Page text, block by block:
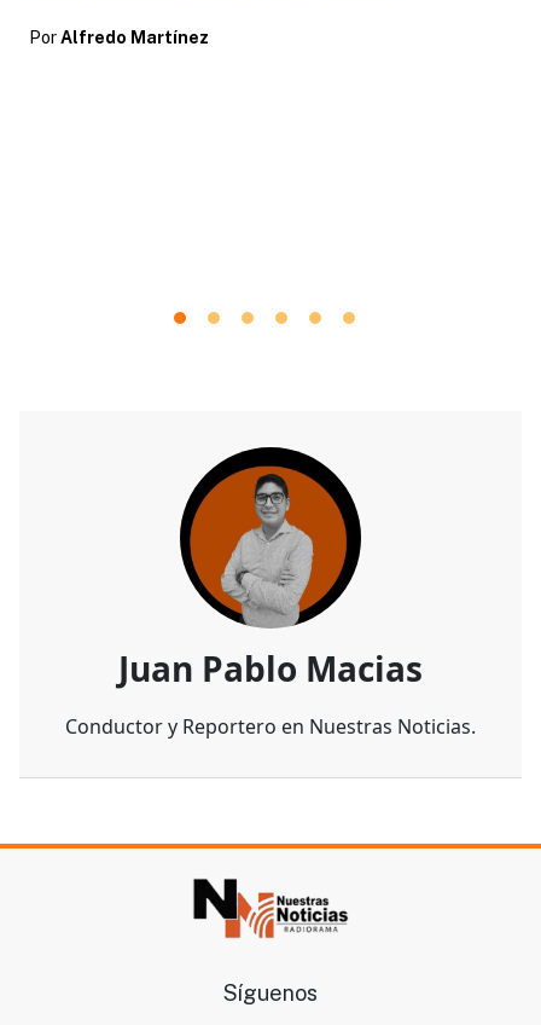
Por Alfredo Martínez
Juan Pablo Macias
Conductor y Reportero en Nuestras Noticias.
Síguenos